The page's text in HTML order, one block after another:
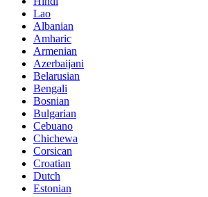
Lao
Albanian
Amharic
Armenian
Azerbaijani
Belarusian
Bengali
Bosnian
Bulgarian
Cebuano
Chichewa
Corsican
Croatian
Dutch
Estonian